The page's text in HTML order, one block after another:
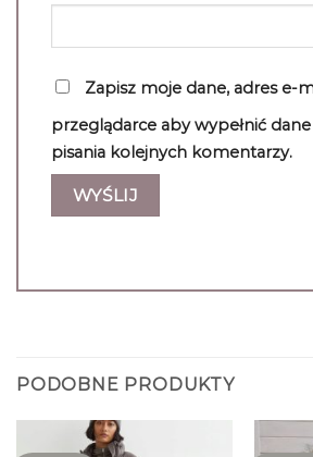
Zapisz moje dane, adres e-
przeglądarce aby wypełnić
pisania kolejnych komentarzy.
PODOBNE PRODUKTY